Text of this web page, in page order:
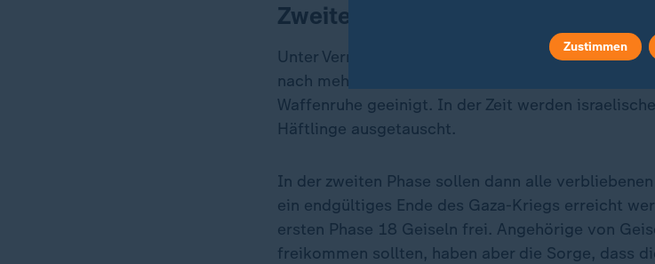
Zweite Phase sieht Freilassung
Unter Vermittlung der USA, undÄgyptens
nach mehr als einem Jahr des verheerenden
Waffenruhe geeinigt. In der Zeit werden
Häftlinge ausgetauscht.
In der zweiten Phase sollen dann alle
ein endgültiges Ende des Gaza-Kriegs erreicht
ersten Phase 18 Geiseln frei. Angehörige von
freikommen sollten, haben aber die Sorge, dass
Zustimmen